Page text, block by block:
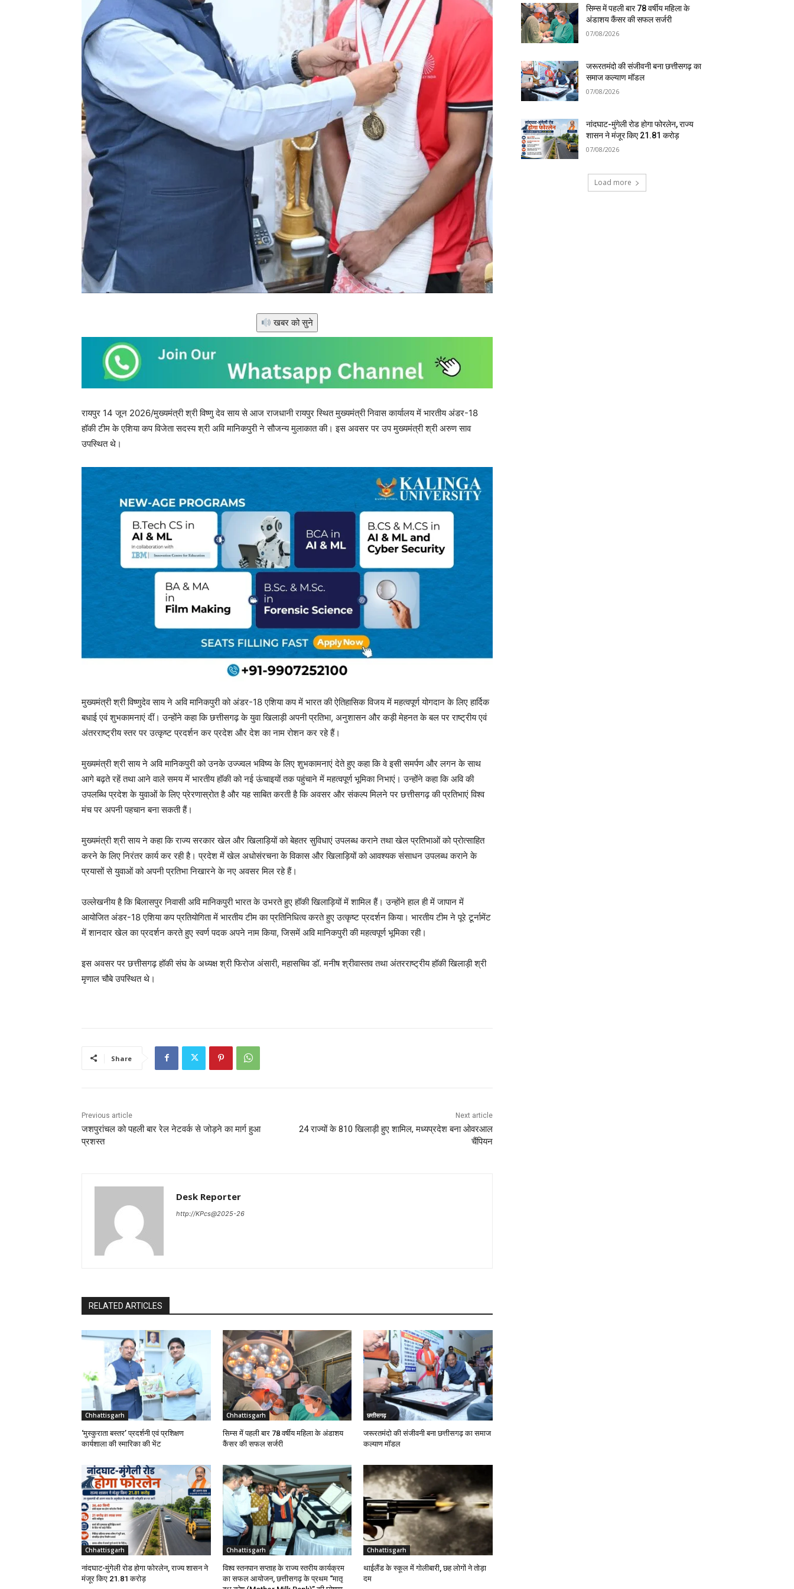
खबर को सुने
रायपुर 14 जून 2026/मुख्यमंत्री श्री विष्णु देव साय से आज राजधानी रायपुर स्थित मुख्यमंत्री निवास कार्यालय में भारतीय अंडर-18
हॉकी टीम के एशिया कप विजेता सदस्य श्री अवि मानिकपुरी ने सौजन्य मुलाकात की। इस अवसर पर उप मुख्यमंत्री श्री अरुण साव
उपस्थित थे।
मुख्यमंत्री श्री विष्णुदेव साय ने अवि मानिकपुरी को अंडर-18 एशिया कप में भारत की ऐतिहासिक विजय में महत्वपूर्ण योगदान के लिए हार्दिक
बधाई एवं शुभकामनाएं दीं। उन्होंने कहा कि छत्तीसगढ़ के युवा खिलाड़ी अपनी प्रतिभा, अनुशासन और कड़ी मेहनत के बल पर राष्ट्रीय एवं
अंतरराष्ट्रीय स्तर पर उत्कृष्ट प्रदर्शन कर प्रदेश और देश का नाम रोशन कर रहे हैं।
मुख्यमंत्री श्री साय ने अवि मानिकपुरी को उनके उज्ज्वल भविष्य के लिए शुभकामनाएं देते हुए कहा कि वे इसी समर्पण और लगन के साथ
आगे बढ़ते रहें तथा आने वाले समय में भारतीय हॉकी को नई ऊंचाइयों तक पहुंचाने में महत्वपूर्ण भूमिका निभाएं। उन्होंने कहा कि अवि की
उपलब्धि प्रदेश के युवाओं के लिए प्रेरणास्रोत है और यह साबित करती है कि अवसर और संकल्प मिलने पर छत्तीसगढ़ की प्रतिभाएं विश्व
मंच पर अपनी पहचान बना सकती हैं।
मुख्यमंत्री श्री साय ने कहा कि राज्य सरकार खेल और खिलाड़ियों को बेहतर सुविधाएं उपलब्ध कराने तथा खेल प्रतिभाओं को प्रोत्साहित
करने के लिए निरंतर कार्य कर रही है। प्रदेश में खेल अधोसंरचना के विकास और खिलाड़ियों को आवश्यक संसाधन उपलब्ध कराने के
प्रयासों से युवाओं को अपनी प्रतिभा निखारने के नए अवसर मिल रहे हैं।
उल्लेखनीय है कि बिलासपुर निवासी अवि मानिकपुरी भारत के उभरते हुए हॉकी खिलाड़ियों में शामिल हैं। उन्होंने हाल ही में जापान में
आयोजित अंडर-18 एशिया कप प्रतियोगिता में भारतीय टीम का प्रतिनिधित्व करते हुए उत्कृष्ट प्रदर्शन किया। भारतीय टीम ने पूरे टूर्नामेंट
में शानदार खेल का प्रदर्शन करते हुए स्वर्ण पदक अपने नाम किया, जिसमें अवि मानिकपुरी की महत्वपूर्ण भूमिका रही।
इस अवसर पर छत्तीसगढ़ हॉकी संघ के अध्यक्ष श्री फिरोज अंसारी, महासचिव डॉ. मनीष श्रीवास्तव तथा अंतरराष्ट्रीय हॉकी खिलाड़ी श्री
मृणाल चौबे उपस्थित थे।
Share
Previous article
जशपुरांचल को पहली बार रेल नेटवर्क से जोड़ने का मार्ग हुआ
प्रशस्त
Next article
24 राज्यों के 810 खिलाड़ी हुए शामिल, मध्यप्रदेश बना ओवरआल
चैंपियन
Desk Reporter
http://KPcs@2025-26
RELATED ARTICLES
Chhattisgarh
‘मुस्कुराता बस्तर’ प्रदर्शनी एवं प्रशिक्षण
कार्यशाला की स्मारिका की भेंट
Chhattisgarh
सिम्स में पहली बार 78 वर्षीय महिला के अंडाशय
कैंसर की सफल सर्जरी
छत्तीसगढ़
जरूरतमंदो की संजीवनी बना छत्तीसगढ़ का समाज
कल्याण मॉडल
Chhattisgarh
नांदघाट-मुंगेली रोड होगा फोरलेन, राज्य शासन ने
मंजूर किए 21.81 करोड़
Chhattisgarh
विश्व स्तनपान सप्ताह के राज्य स्तरीय कार्यक्रम
का सफल आयोजन, छत्तीसगढ़ के प्रथम “मातृ
Chhattisgarh
थाईलैंड के स्कूल में गोलीबारी, छह लोगों ने तोड़ा
दम
सिम्स में पहली बार 78 वर्षीय महिला के
अंडाशय कैंसर की सफल सर्जरी
07/08/2026
जरूरतमंदो की संजीवनी बना छत्तीसगढ़ का
समाज कल्याण मॉडल
07/08/2026
नांदघाट-मुंगेली रोड होगा फोरलेन, राज्य
शासन ने मंजूर किए 21.81 करोड़
07/08/2026
Load more